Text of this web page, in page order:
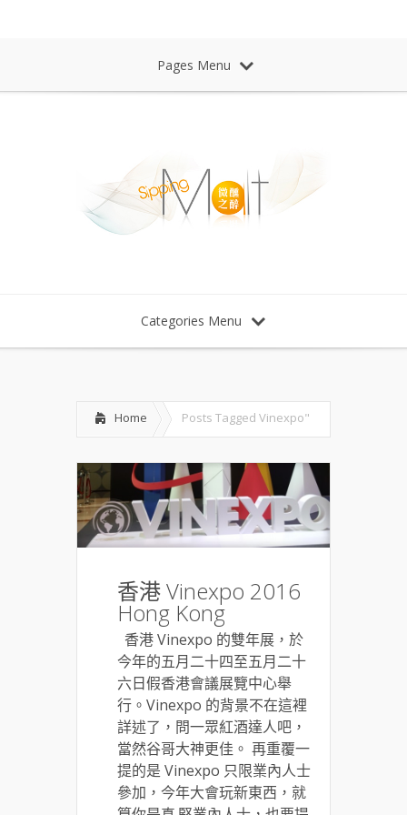
Pages Menu
Categories Menu
Home Posts Tagged Vinexpo"
香港 Vinexpo 2016
Hong Kong
香港 Vinexpo 的雙年展，於
今年的五月二十四至五月二十
六日假香港會議展覽中心舉
行。Vinexpo 的背景不在這裡
詳述了，問一眾紅酒達人吧，
當然谷哥大神更佳。 再重覆一
提的是 Vinexpo 只限業內人士
參加，今年大會玩新東西，就